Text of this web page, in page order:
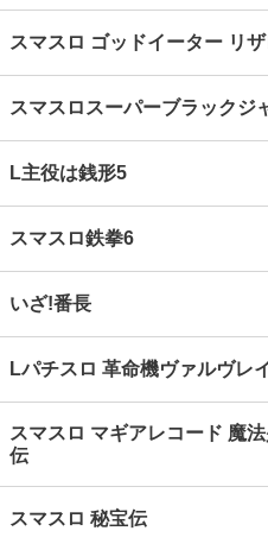
スマスロ ゴッドイーター リ
スマスロスーパーブラックジ
L主役は銭形5
スマスロ鉄拳6
いざ!番長
Lパチスロ 革命機ヴァルヴレ
スマスロ マギアレコード 魔
伝
スマスロ 秘宝伝